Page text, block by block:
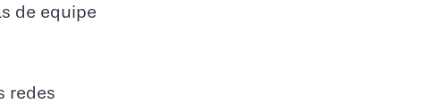
de equipe
redes